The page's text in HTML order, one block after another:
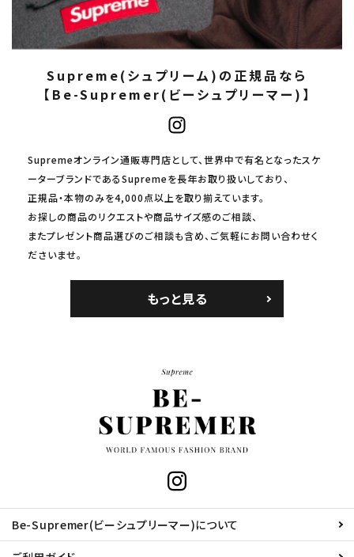
Supreme(シュプリーム)の正規品なら
【Be-Supremer(ビーシュプリーマー)】
Supremeオンライン通販専門店として、世界中で有名となったスケ
ーターブランドであるSupremeを長年お取り扱いしており、
正規品・本物のみを4,000点以上を取り揃えています。
お探しの商品のリクエストや商品サイズ感のご相談、
またプレゼント商品選びのご相談も含め、ご気軽にお問い合わせく
ださいませ。
もっと見る
Be-Supremer(ビーシュプリーマー)について